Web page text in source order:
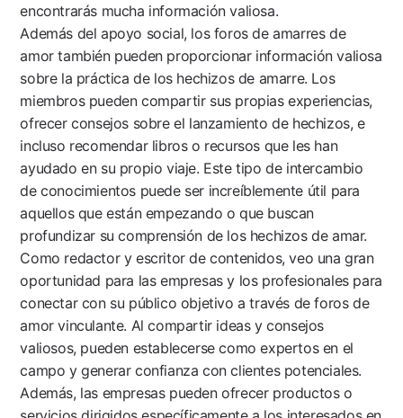
encontrarás mucha información valiosa.
Además del apoyo social, los foros de amarres de
amor también pueden proporcionar información valiosa
sobre la práctica de los hechizos de amarre. Los
miembros pueden compartir sus propias experiencias,
ofrecer consejos sobre el lanzamiento de hechizos, e
incluso recomendar libros o recursos que les han
ayudado en su propio viaje. Este tipo de intercambio
de conocimientos puede ser increíblemente útil para
aquellos que están empezando o que buscan
profundizar su comprensión de los hechizos de amar.
Como redactor y escritor de contenidos, veo una gran
oportunidad para las empresas y los profesionales para
conectar con su público objetivo a través de foros de
amor vinculante. Al compartir ideas y consejos
valiosos, pueden establecerse como expertos en el
campo y generar confianza con clientes potenciales.
Además, las empresas pueden ofrecer productos o